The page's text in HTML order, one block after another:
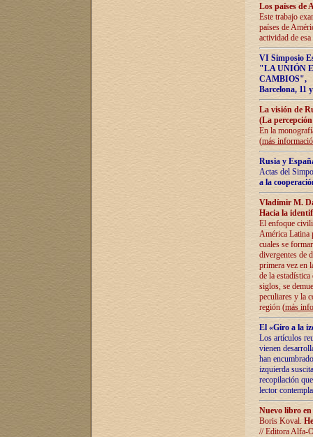
Los países de
Este trabajo
países de
actividad de
VI Simposio
"LA UNIÓN
CAMBIOS",
Barcelona, 11
La visión de
(La
En la
(más
Rusia y
Actas del
a la
Vladímir M.
Hacia la
El enfoque
América Latina
cuales se
divergentes de
primera vez en
de la
siglos, se
peculiares y la
región (más
El «Giro a la
Los artículos
vienen
han
izquierda
recopilación
lector
Nuevo libro
Boris Koval.
// Editora Alfa-